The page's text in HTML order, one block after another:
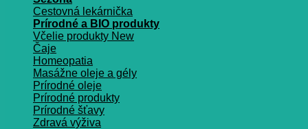
Cestovná lekárnička
Prírodné a BIO produkty
Včelie produkty
Čaje
Homeopatia
Masážne oleje a gély
Prírodné oleje
Prírodné produkty
Prírodné šťavy
Zdravá výživa